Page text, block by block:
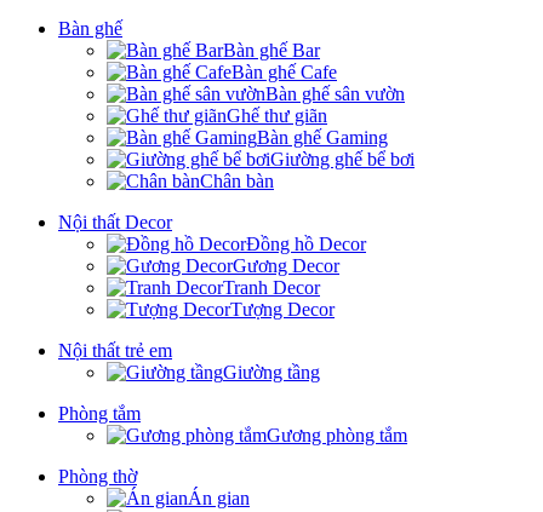
Bàn ghế
Bàn ghế Bar
Bàn ghế Cafe
Bàn ghế sân vườn
Ghế thư giãn
Bàn ghế Gaming
Giường ghế bể bơi
Chân bàn
Nội thất Decor
Đồng hồ Decor
Gương Decor
Tranh Decor
Tượng Decor
Nội thất trẻ em
Giường tầng
Phòng tắm
Gương phòng tắm
Phòng thờ
Án gian